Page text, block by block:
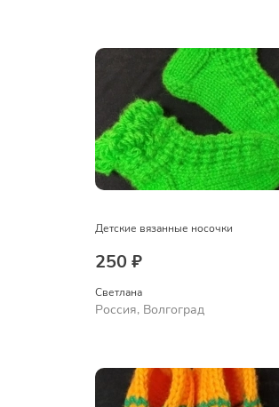
Детские вязанные носочки
250 ₽
Светлана
Россия, Волгоград